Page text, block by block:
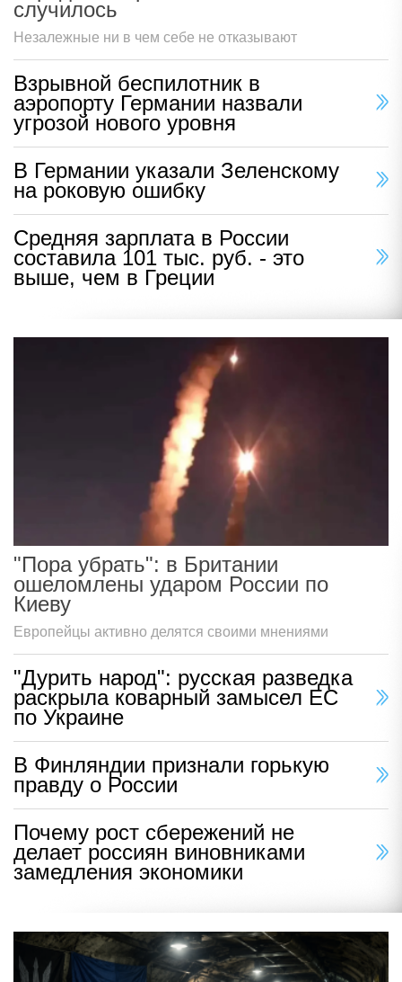
случилось
Незалежные ни в чем себе не отказывают
Взрывной беспилотник в
аэропорту Германии назвали
угрозой нового уровня
В Германии указали Зеленскому
на роковую ошибку
Средняя зарплата в России
составила 101 тыс. руб. - это
выше, чем в Греции
"Пора убрать": в Британии
ошеломлены ударом России по
Киеву
Европейцы активно делятся своими мнениями
"Дурить народ": русская разведка
раскрыла коварный замысел ЕС
по Украине
В Финляндии признали горькую
правду о России
Почему рост сбережений не
делает россиян виновниками
замедления экономики